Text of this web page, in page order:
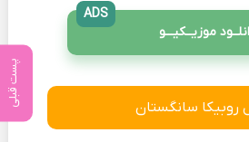
پست قبلی
موزیــکیـــو
ADS
روبیکا سانگستان